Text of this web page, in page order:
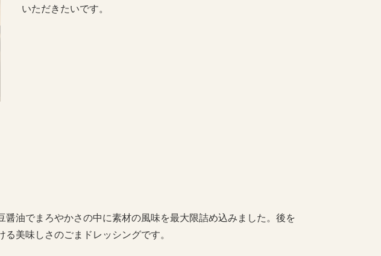
いただきたいです。
醤油でまろやかさの中に素材の風味を最大限詰め込みました。後を
美味しさのごまドレッシングです。